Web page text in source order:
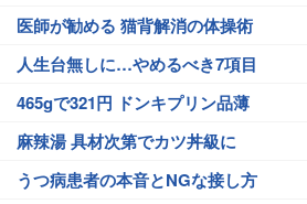
医師が勧める 猫背解消の体操術
人生台無しに…やめるべき7項目
465gで321円 ドンキプリン品薄
麻辣湯 具材次第でカツ丼級に
うつ病患者の本音とNGな接し方